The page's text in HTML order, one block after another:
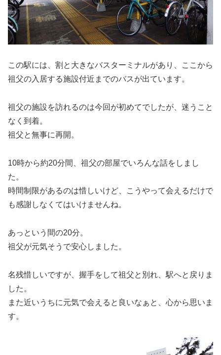
この駅には、割と大きなバスターミナルがあり、ここから
祖父の入居する施設付近までのバスが出ています。
祖父の施設を訪れるのは今回が初めてでしたが、迷うこと
なく到着。
祖父と無事に再開。
10時から約20分間、祖父の部屋でいろんな話をしまし
た。
時間制限があるのは惜しいけど、こうやって会えるだけで
も感謝しなくてはいけませんね。
あっという間の20分。
祖父が元気そうで安心しました。
名残惜しいですが、握手をして祖父と別れ、駅へと戻りま
した。
また近いうちに元気で会えると良いなぁと、心から思いま
す。